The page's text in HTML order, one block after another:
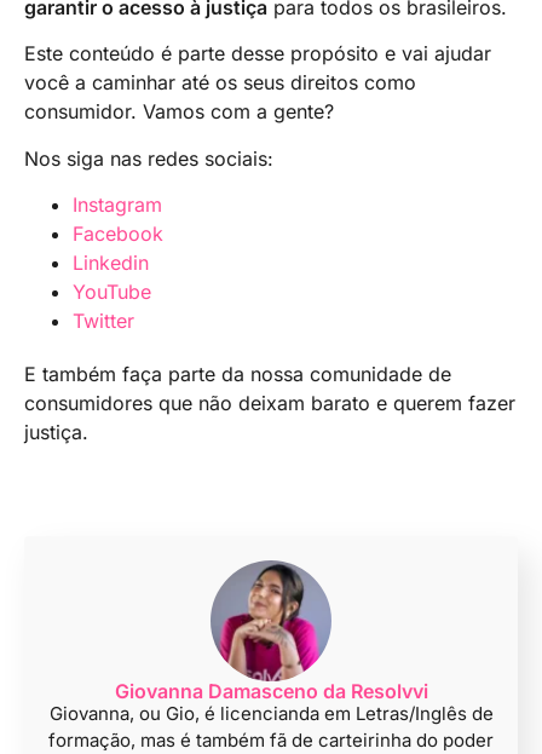
garantir o acesso à justiça para todos os brasileiros.
Este conteúdo é parte desse propósito e vai ajudar
você a caminhar até os seus direitos como
consumidor. Vamos com a gente?
Nos siga nas redes sociais:
Instagram
Facebook
Linkedin
YouTube
Twitter
E também faça parte da nossa comunidade de
consumidores que não deixam barato e querem fazer
justiça.
Giovanna Damasceno da Resolvvi
Giovanna, ou Gio, é licencianda em Letras/Inglês de
formação, mas é também fã de carteirinha do poder